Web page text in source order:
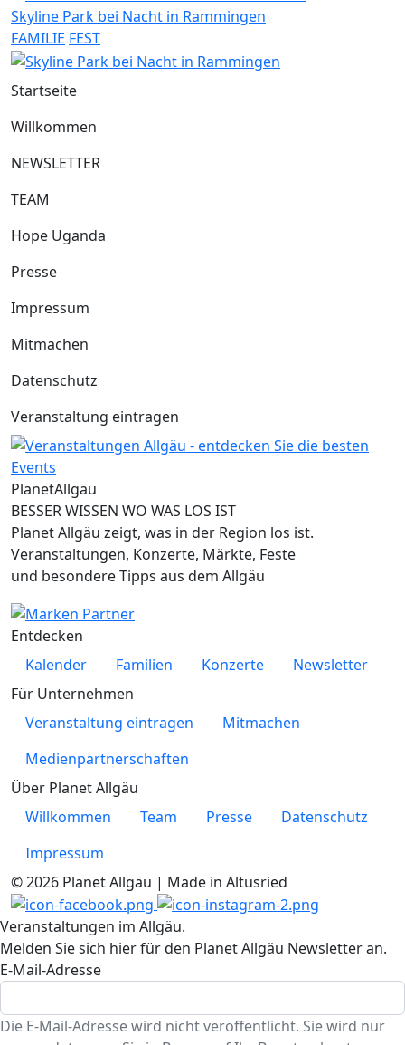
Skyline Park bei Nacht in Rammingen
FAMILIE FEST
Startseite
Willkommen
NEWSLETTER
TEAM
Hope Uganda
Presse
Impressum
Mitmachen
Datenschutz
Veranstaltung eintragen
PlanetAllgäu
BESSER WISSEN WO WAS LOS IST
Planet Allgäu zeigt, was in der Region los ist.
Veranstaltungen, Konzerte, Märkte, Feste
und besondere Tipps aus dem Allgäu
Entdecken
Kalender
Familien Konzerte
Newsletter
Für Unternehmen
Veranstaltung eintragen
Mitmachen
Medienpartnerschaften
Über Planet Allgäu
Willkommen
Team Presse
Datenschutz
Impressum
© 2026 Planet Allgäu | Made in Altusried
Veranstaltungen im Allgäu.
Melden Sie sich hier für den Planet Allgäu Newsletter an.
E-Mail-Adresse
Die E-Mail-Adresse wird nicht veröffentlicht. Sie wird nur